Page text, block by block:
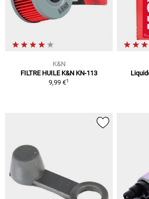
K&N
FILTRE HUILE K&N KN-113
9,99 €1